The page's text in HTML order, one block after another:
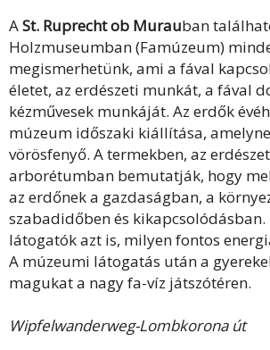
ASt. Ruprecht ob Murauban
Holzmuseumban (Famúzeum)
megismerhetünk, ami a fával
életet, az erdészeti munkát, a fával
kézművesek munkáját. Az erdők
múzeum időszaki kiállítása,
vörösfenyő. A termekben, az
arborétumban bemutatják, hogy
az erdőnek a gazdaságban, a
szabadidőben és
látogatók azt is, milyen fontos
A múzeumi látogatás után a
magukat a nagy fa-víz játszótéren.
Wipfelwanderweg-Lombkorona út